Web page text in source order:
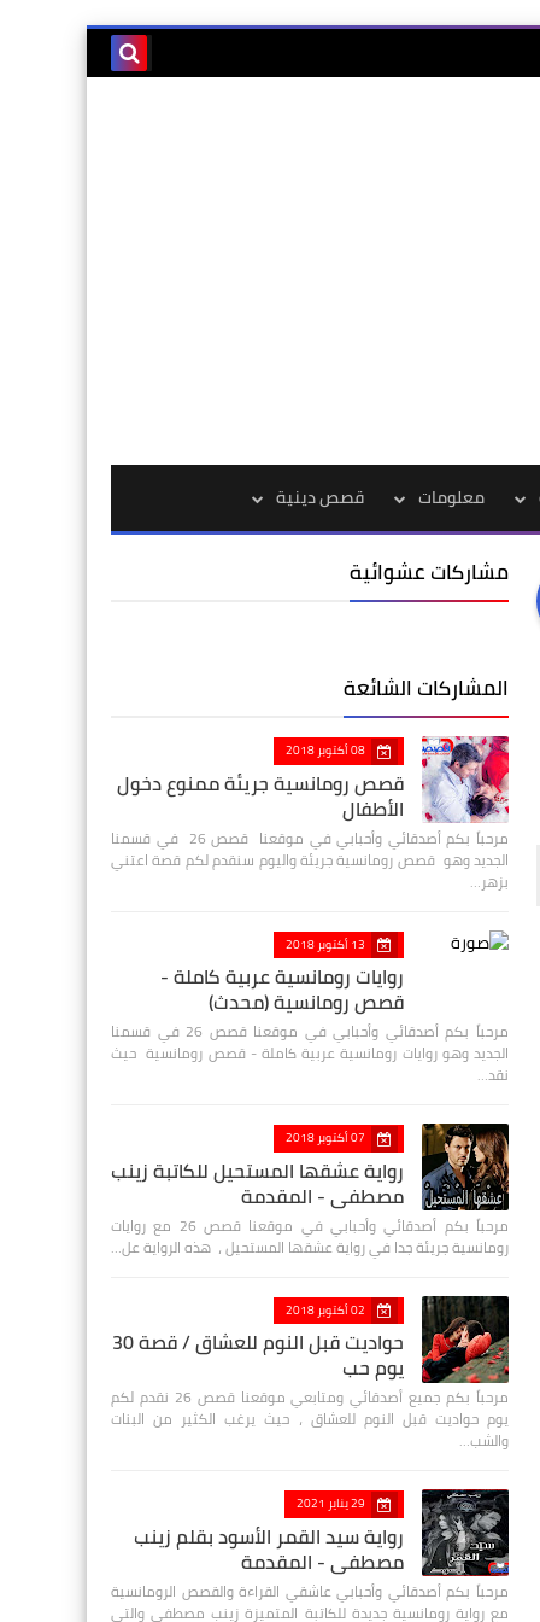
معلومات قصص دينية
مشاركات عشوائية
المشاركات الشائعة
08 أكتوبر 2018
قصص رومانسية جريئة ممنوع دخول
الأطفال
مرحباً بكم أصدقائي وأحبابي في موقعنا قصص 26 في قسمنا
الجديد وهو قصص رومانسية جريئة واليوم سنقدم لكم قصة اعتني
بزهر…
13 أكتوبر 2018
روايات رومانسية عربية كاملة -
قصص رومانسية (محدث)
مرحباً بكم أصدقائي وأحبابي في موقعنا قصص 26 في قسمنا
الجديد وهو روايات رومانسية عربية كاملة - قصص رومانسية حيث
نقد…
07 أكتوبر 2018
رواية عشقها المستحيل للكاتبة زينب
مصطفي - المقدمة
مرحباً بكم أصدقائي وأحبابي في موقعنا قصص 26 مع روايات
رومانسية جريئة جدا في رواية عشقها المستحيل ، هذه الرواية عل…
02 أكتوبر 2018
حواديت قبل النوم للعشاق / قصة 30
يوم حب
مرحباً بكم جميع أصدقائي ومتابعي موقعنا قصص 26 نقدم لكم
يوم حواديت قبل النوم للعشاق ، حيث يرغب الكثير من البنات
والشب…
29 يناير 2021
رواية سيد القمر الأسود بقلم زينب
مصطفي - المقدمة
مرحباً بكم أصدقائي وأحبابي عاشقي القراءة والقصص الرومانسية
مع رواية رومانسية جديدة للكاتبة المتميزة زينب مصطفى والتي